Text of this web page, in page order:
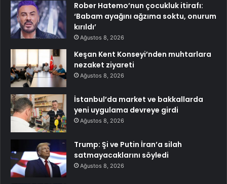
Rober Hatemo’nun çocukluk itirafı:
‘Babam ayağını ağzıma soktu, onurum
kırıldı’
Ağustos 8, 2026
Keşan Kent Konseyi’nden muhtarlara
nezaket ziyareti
Ağustos 8, 2026
İstanbul’da market ve bakkallarda
yeni uygulama devreye girdi
Ağustos 8, 2026
Trump: Şi ve Putin İran’a silah
satmayacaklarını söyledi
Ağustos 8, 2026